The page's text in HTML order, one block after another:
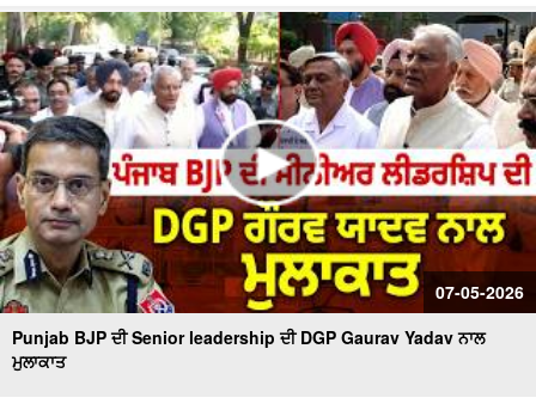
07-05-2026
Punjab BJP ਦੀ Senior leadership ਦੀ DGP Gaurav Yadav ਨਾਲ
ਮੁਲਾਕਾਤ